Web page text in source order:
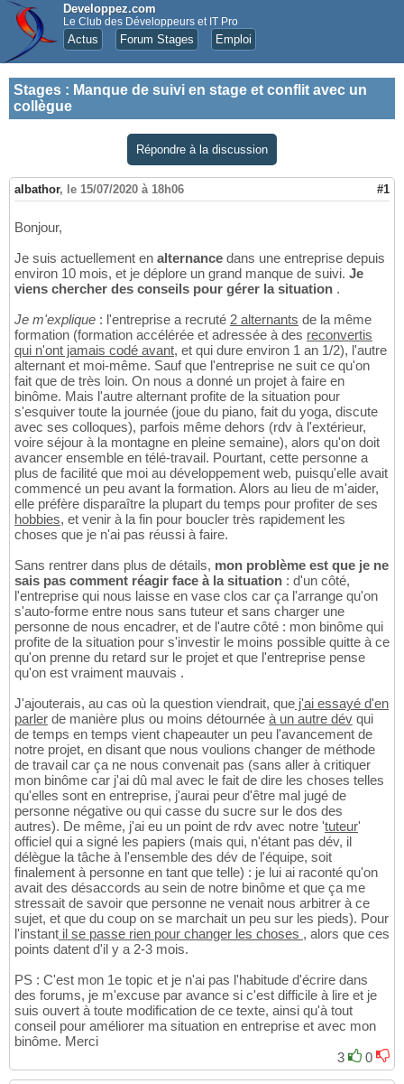
Developpez.com
Le Club des Développeurs et IT Pro
Actus Forum Stages Emploi
Stages : Manque de suivi en stage et conflit avec un
collègue
Répondre à la discussion
albathor, le 15/07/2020 à 18h06 #1
Bonjour,
Je suis actuellement en alternance dans une entreprise depuis
environ 10 mois, et je déplore un grand manque de suivi. Je
viens chercher des conseils pour gérer la situation .
Je m'explique : l'entreprise a recruté 2 alternants de la même
formation (formation accélérée et adressée à des reconvertis
qui n'ont jamais codé avant, et qui dure environ 1 an 1/2), l'autre
alternant et moi-même. Sauf que l'entreprise ne suit ce qu'on
fait que de très loin. On nous a donné un projet à faire en
binôme. Mais l'autre alternant profite de la situation pour
s'esquiver toute la journée (joue du piano, fait du yoga, discute
avec ses colloques), parfois même dehors (rdv à l'extérieur,
voire séjour à la montagne en pleine semaine), alors qu'on doit
avancer ensemble en télé-travail. Pourtant, cette personne a
plus de facilité que moi au développement web, puisqu'elle avait
commencé un peu avant la formation. Alors au lieu de m'aider,
elle préfère disparaître la plupart du temps pour profiter de ses
hobbies, et venir à la fin pour boucler très rapidement les
choses que je n'ai pas réussi à faire.
Sans rentrer dans plus de détails, mon problème est que je ne
sais pas comment réagir face à la situation : d'un côté,
l'entreprise qui nous laisse en vase clos car ça l'arrange qu'on
s'auto-forme entre nous sans tuteur et sans charger une
personne de nous encadrer, et de l'autre côté : mon binôme qui
profite de la situation pour s'investir le moins possible quitte à ce
qu'on prenne du retard sur le projet et que l'entreprise pense
qu'on est vraiment mauvais .
J'ajouterais, au cas où la question viendrait, que j'ai essayé d'en
parler de manière plus ou moins détournée à un autre dév qui
de temps en temps vient chapeauter un peu l'avancement de
notre projet, en disant que nous voulions changer de méthode
de travail car ça ne nous convenait pas (sans aller à critiquer
mon binôme car j'ai dû mal avec le fait de dire les choses telles
qu'elles sont en entreprise, j'aurai peur d'être mal jugé de
personne négative ou qui casse du sucre sur le dos des
autres). De même, j'ai eu un point de rdv avec notre 'tuteur'
officiel qui a signé les papiers (mais qui, n'étant pas dév, il
délègue la tâche à l'ensemble des dév de l'équipe, soit
finalement à personne en tant que telle) : je lui ai raconté qu'on
avait des désaccords au sein de notre binôme et que ça me
stressait de savoir que personne ne venait nous arbitrer à ce
sujet, et que du coup on se marchait un peu sur les pieds). Pour
l'instant il se passe rien pour changer les choses , alors que ces
points datent d'il y a 2-3 mois.
PS : C'est mon 1e topic et je n'ai pas l'habitude d'écrire dans
des forums, je m'excuse par avance si c'est difficile à lire et je
suis ouvert à toute modification de ce texte, ainsi qu'à tout
conseil pour améliorer ma situation en entreprise et avec mon
binôme. Merci
3
0